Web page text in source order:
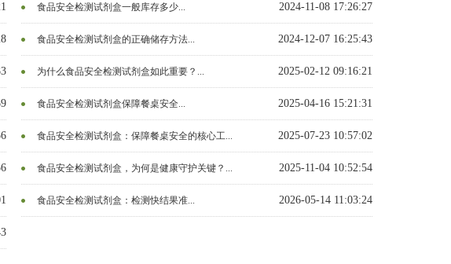
2024-11-08 17:26:27
食品安全检测试剂盒一般库存多少...
2024-12-07 16:25:43
食品安全检测试剂盒的正确储存方法...
2025-02-12 09:16:21
为什么食品安全检测试剂盒如此重要？...
2025-04-16 15:21:31
食品安全检测试剂盒保障餐桌安全...
2025-07-23 10:57:02
食品安全检测试剂盒：保障餐桌安全的核心工...
2025-11-04 10:52:54
食品安全检测试剂盒，为何是健康守护关键？...
2026-05-14 11:03:24
食品安全检测试剂盒：检测快结果准...